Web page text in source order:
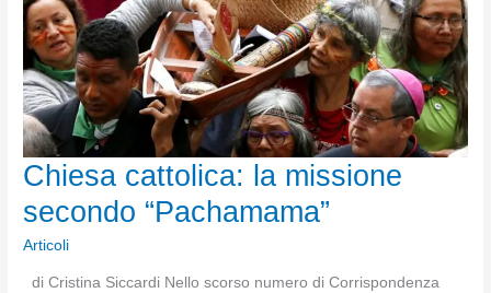
Chiesa cattolica: la missione
secondo “Pachamama”
Articoli
di Cristina Siccardi Nello scorso numero di Corrispondenza